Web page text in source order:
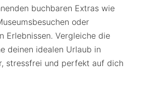
buchbaren Extras wie
oder
Erlebnissen. Vergleiche die
deinen idealen Urlaub in
stressfrei und perfekt auf dich